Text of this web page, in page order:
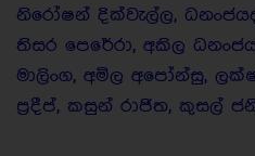
නිරෝෂන් දික්වැල්ල,
තිසර පෙරේරා, අකිල
මාලිංග, අමිල අපෝන්සු,
ප්‍රදීප්, කසුන් රාජිත, කුසල්